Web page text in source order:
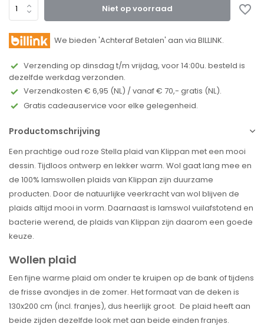
Niet op voorraad
We bieden 'Achteraf Betalen' aan via BILLINK.
Verzending op dinsdag t/m vrijdag, voor 14:00u. besteld is
dezelfde werkdag verzonden.
Verzendkosten € 6,95 (NL) / vanaf € 70,- gratis (NL).
Gratis cadeauservice voor elke gelegenheid.
Productomschrijving
Een prachtige oud roze Stella plaid van Klippan met een mooi
dessin. Tijdloos ontwerp en lekker warm. Wol gaat lang mee en
de 100% lamswollen plaids van Klippan zijn duurzame
producten. Door de natuurlijke veerkracht van wol blijven de
plaids altijd mooi in vorm. Daarnaast is lamswol vuilafstotend en
bacterie werend, de plaids van Klippan zijn daarom een goede
keuze.
Wollen plaid
Een fijne warme plaid om onder te kruipen op de bank of tijdens
de frisse avondjes in de zomer. Het formaat van de deken is
130x200 cm (incl. franjes), dus heerlijk groot. De plaid heeft aan
beide zijden dezelfde look met aan beide einden franjes.